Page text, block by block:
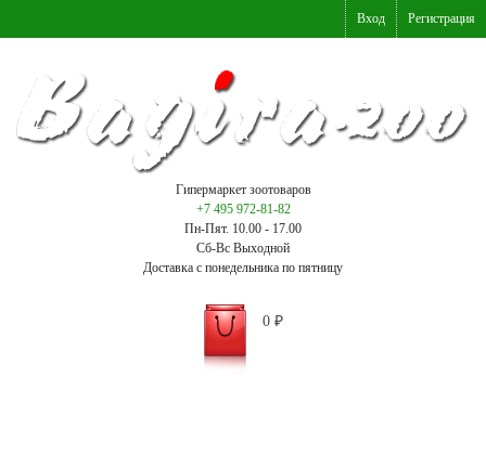
Вход Регистрация
Гипермаркет зоотоваров
+7 495 972-81-82
Пн-Пят. 10.00 - 17.00
Сб-Вс Выходной
Доставка с понедельника по пятницу
0 ₽